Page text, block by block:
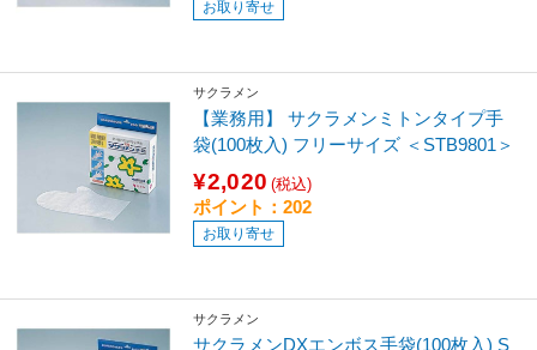
お取り寄せ
サクラメン
【業務用】 サクラメンミトンタイプ手
袋(100枚入) フリーサイズ ＜STB9801＞
¥2,020 (税込)
ポイント：202
お取り寄せ
サクラメン
サクラメンDXエンボス手袋(100枚入) S